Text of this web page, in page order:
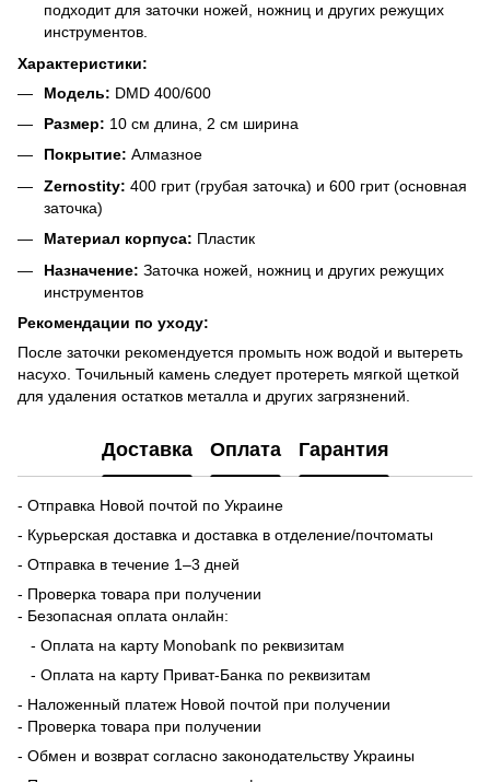
подходит для заточки ножей, ножниц и других режущих
инструментов.
Характеристики:
Модель: DMD 400/600
Размер: 10 см длина, 2 см ширина
Покрытие: Алмазное
Zernostity: 400 грит (грубая заточка) и 600 грит (основная
заточка)
Материал корпуса: Пластик
Назначение: Заточка ножей, ножниц и других режущих
инструментов
Рекомендации по уходу:
После заточки рекомендуется промыть нож водой и вытереть
насухо. Точильный камень следует протереть мягкой щеткой
для удаления остатков металла и других загрязнений.
Доставка Оплата Гарантия
- Отправка Новой почтой по Украине
- Курьерская доставка и доставка в отделение/почтоматы
- Отправка в течение 1–3 дней
- Проверка товара при получении
- Безопасная оплата онлайн:
- Оплата на карту Monobank по реквизитам
- Оплата на карту Приват-Банка по реквизитам
- Наложенный платеж Новой почтой при получении
- Проверка товара при получении
- Обмен и возврат согласно законодательству Украины